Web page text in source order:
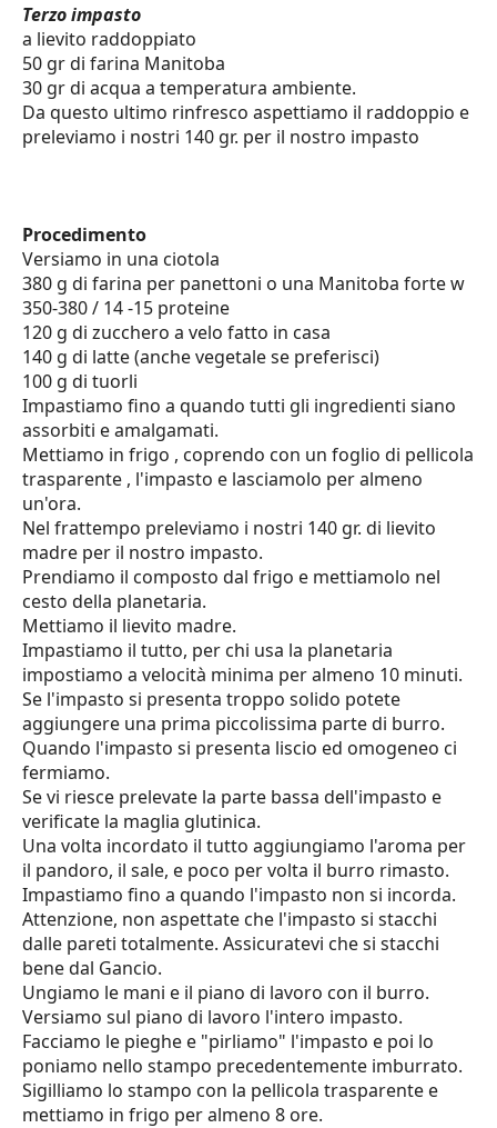
Terzo impasto
a lievito raddoppiato
50 gr di farina Manitoba
30 gr di acqua a temperatura ambiente.
Da questo ultimo rinfresco aspettiamo il raddoppio e
preleviamo i nostri 140 gr. per il nostro impasto
Procedimento
Versiamo in una ciotola
380 g di farina per panettoni o una Manitoba forte w
350-380 / 14 -15 proteine
120 g di zucchero a velo fatto in casa
140 g di latte (anche vegetale se preferisci)
100 g di tuorli
Impastiamo fino a quando tutti gli ingredienti siano
assorbiti e amalgamati.
Mettiamo in frigo , coprendo con un foglio di pellicola
trasparente , l'impasto e lasciamolo per almeno
un'ora.
Nel frattempo preleviamo i nostri 140 gr. di lievito
madre per il nostro impasto.
Prendiamo il composto dal frigo e mettiamolo nel
cesto della planetaria.
Mettiamo il lievito madre.
Impastiamo il tutto, per chi usa la planetaria
impostiamo a velocità minima per almeno 10 minuti.
Se l'impasto si presenta troppo solido potete
aggiungere una prima piccolissima parte di burro.
Quando l'impasto si presenta liscio ed omogeneo ci
fermiamo.
Se vi riesce prelevate la parte bassa dell'impasto e
verificate la maglia glutinica.
Una volta incordato il tutto aggiungiamo l'aroma per
il pandoro, il sale, e poco per volta il burro rimasto.
Impastiamo fino a quando l'impasto non si incorda.
Attenzione, non aspettate che l'impasto si stacchi
dalle pareti totalmente. Assicuratevi che si stacchi
bene dal Gancio.
Ungiamo le mani e il piano di lavoro con il burro.
Versiamo sul piano di lavoro l'intero impasto.
Facciamo le pieghe e "pirliamo" l'impasto e poi lo
poniamo nello stampo precedentemente imburrato.
Sigilliamo lo stampo con la pellicola trasparente e
mettiamo in frigo per almeno 8 ore.